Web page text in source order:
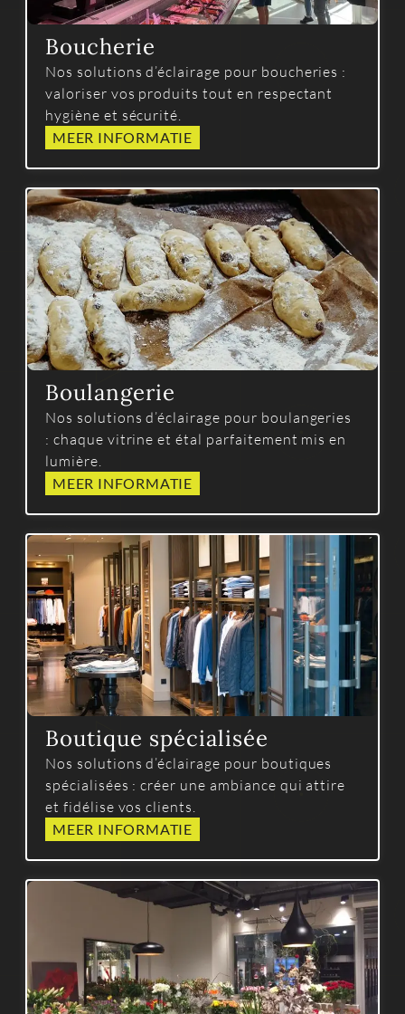
Boucherie
Nos solutions d’éclairage pour boucheries :
valoriser vos produits tout en respectant
hygiène et sécurité.
MEER INFORMATIE
Boulangerie
Nos solutions d’éclairage pour boulangeries
: chaque vitrine et étal parfaitement mis en
lumière.
MEER INFORMATIE
Boutique spécialisée
Nos solutions d’éclairage pour boutiques
spécialisées : créer une ambiance qui attire
et fidélise vos clients.
MEER INFORMATIE